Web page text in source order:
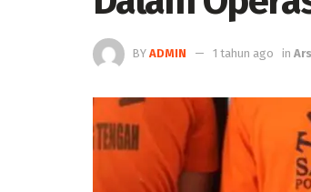
BY ADMIN 1 tahun ago in